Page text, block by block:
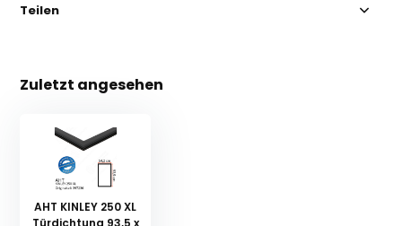
Teilen
Zuletzt angesehen
AHT KINLEY 250 XL
Türdichtung 93,5 x